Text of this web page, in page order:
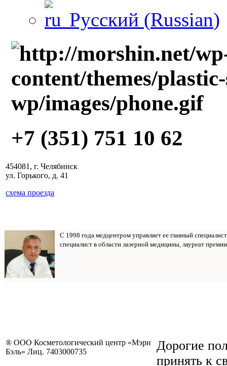
Русский (Russian)
+7 (351) 751 10 62
454081, г. Челябинск
ул. Горького, д. 41
схема проезда
С 1998 года медцентром управляет ее главный
специалист в области лазерной медицины, лауреат
® ООО Косметологический центр «Мэри
Бэль» Лиц. 7403000735
Дорогие
принять к